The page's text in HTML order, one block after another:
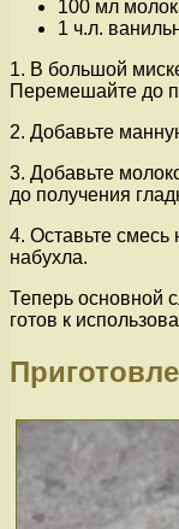
100 мл
1 ч.л.
1. В большой
Перемешайте до
2. Добавьте
3. Добавьте
до получения
4. Оставьте смесь
набухла.
Теперь основной
готов к